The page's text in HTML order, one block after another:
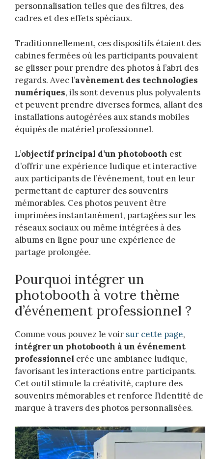
personnalisation telles que des filtres, des
cadres et des effets spéciaux.
Traditionnellement, ces dispositifs étaient des
cabines fermées où les participants pouvaient
se glisser pour prendre des photos à l’abri des
regards. Avec l’avènement des technologies
numériques, ils sont devenus plus polyvalents
et peuvent prendre diverses formes, allant des
installations autogérées aux stands mobiles
équipés de matériel professionnel.
L’objectif principal d’un photobooth est
d’offrir une expérience ludique et interactive
aux participants de l’événement, tout en leur
permettant de capturer des souvenirs
mémorables. Ces photos peuvent être
imprimées instantanément, partagées sur les
réseaux sociaux ou même intégrées à des
albums en ligne pour une expérience de
partage prolongée.
Pourquoi intégrer un
photobooth à votre thème
d’événement professionnel ?
Comme vous pouvez le voir sur cette page,
intégrer un photobooth à un événement
professionnel crée une ambiance ludique,
favorisant les interactions entre participants.
Cet outil stimule la créativité, capture des
souvenirs mémorables et renforce l’identité de
marque à travers des photos personnalisées.